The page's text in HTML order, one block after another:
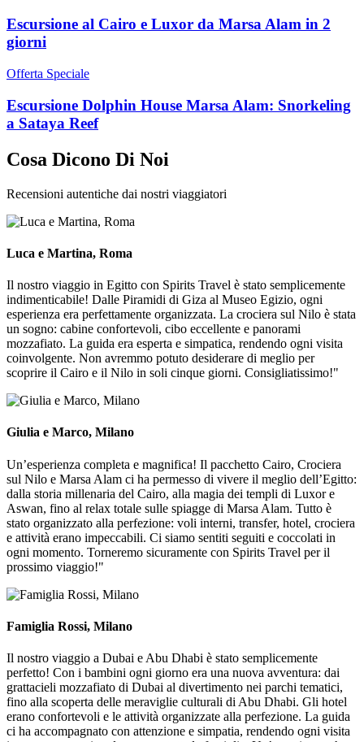
Escursione al Cairo e Luxor da Marsa Alam in 2
giorni
Offerta Speciale
Escursione Dolphin House Marsa Alam: Snorkeling
a Sataya Reef
Cosa Dicono Di Noi
Recensioni autentiche dai nostri viaggiatori
Luca e Martina, Roma
Il nostro viaggio in Egitto con Spirits Travel è stato semplicemente
indimenticabile! Dalle Piramidi di Giza al Museo Egizio, ogni
esperienza era perfettamente organizzata. La crociera sul Nilo è stata
un sogno: cabine confortevoli, cibo eccellente e panorami
mozzafiato. La guida era esperta e simpatica, rendendo ogni visita
coinvolgente. Non avremmo potuto desiderare di meglio per
scoprire il Cairo e il Nilo in soli cinque giorni. Consigliatissimo!"
Giulia e Marco, Milano
Un’esperienza completa e magnifica! Il pacchetto Cairo, Crociera
sul Nilo e Marsa Alam ci ha permesso di vivere il meglio dell’Egitto:
dalla storia millenaria del Cairo, alla magia dei templi di Luxor e
Aswan, fino al relax totale sulle spiagge di Marsa Alam. Tutto è
stato organizzato alla perfezione: voli interni, transfer, hotel, crociera
e attività erano impeccabili. Ci siamo sentiti seguiti e coccolati in
ogni momento. Torneremo sicuramente con Spirits Travel per il
prossimo viaggio!"
Famiglia Rossi, Milano
Il nostro viaggio a Dubai e Abu Dhabi è stato semplicemente
perfetto! Con i bambini ogni giorno era una nuova avventura: dai
grattacieli mozzafiato di Dubai al divertimento nei parchi tematici,
fino alla scoperta delle meraviglie culturali di Abu Dhabi. Gli hotel
erano confortevoli e le attività organizzate alla perfezione. La guida
ci ha accompagnato con attenzione e simpatia, rendendo ogni visita